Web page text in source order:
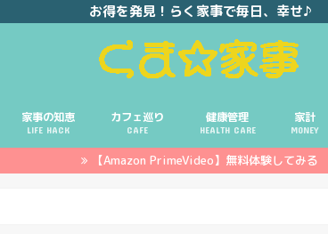
お得を発見！らく家事で毎日、幸せ♪
家事の知恵
LIFE HACK
カフェ巡り
CAFE
健康管理
HEALTH CARE
家計
MONEY
ポイ活
投資
副業
【Amazon PrimeVideo】無料体験してみる